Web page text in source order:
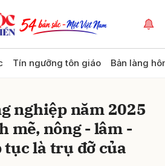
Tín ngưỡng tôn giáo Bản làng
nghiệp năm 2025
mẽ, nông - lâm -
là trụ đỡ của